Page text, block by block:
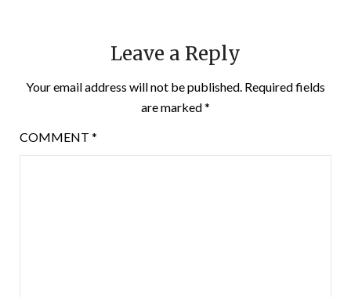
Leave a Reply
Your email address will not be published. Required fields
are marked*
COMMENT *